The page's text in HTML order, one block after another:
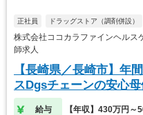
正社員 ドラッグストア（調剤併設）
株式会社ココカラファインヘル
師求人
【長崎県／長崎市】年
スDgsチェーンの安心
給与 【年収】430万円～